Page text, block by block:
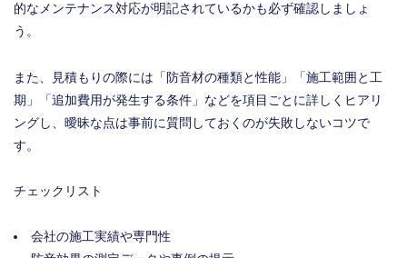
的なメンテナンス対応が明記されているかも必ず確認しましょ
う。
また、見積もりの際には「防音材の種類と性能」「施工範囲と工
期」「追加費用が発生する条件」などを項目ごとに詳しくヒアリ
ングし、曖昧な点は事前に質問しておくのが失敗しないコツで
す。
チェックリスト
会社の施工実績や専門性